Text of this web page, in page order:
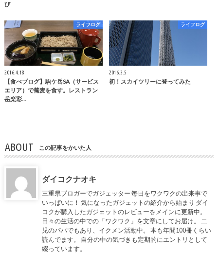
び
ライフログ
2016.4.18
【食べブログ】駒ケ岳SA（サービス
エリア）で蕎麦を食す。レストラン
岳楽彩…
ライフログ
2016.3.5
初！スカイツリーに登ってみた
ABOUT この記事をかいた人
ダイコクナオキ
三重県ブロガーでガジェッター 毎日をワクワクの出来事で
いっぱいに！ 気になったガジェットの紹介から始まり ダイ
コクが購入したガジェットのレビューをメインに更新中。
日々の生活の中での「ワクワク」を文章にしてお届け。 二
児のパパでもあり、イクメン活動中。 本も年間100冊くらい
読んでます。 自分の中の気づきも定期的にエントリとして
綴っています。